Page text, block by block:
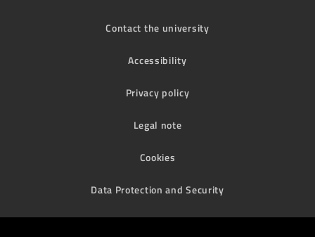
Contact the university
Accessibility
Privacy policy
Legal note
Cookies
Data Protection and Security